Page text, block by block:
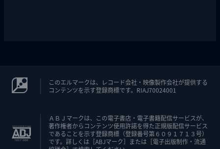
このエルマークは、レコード会社・映像製作会社が提供する
コンテンツを示す登録商標です。RIAJ70024001
ＡＢＪマークは、この電子書店・電子書籍配信サービスが、
著作権者からコンテンツ使用許諾を得た正規版配信サービス
であることを示す登録商標（登録番号第６０９１７１３号）
です。詳しくは［ABJマーク］または［電子出版制作・流通